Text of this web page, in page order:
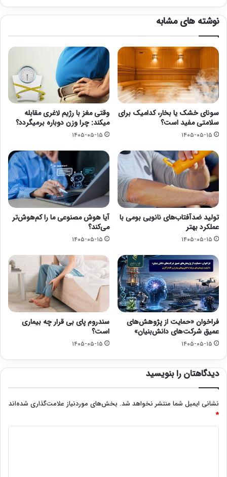
نوشته های مشابه
سونای خشک یا بخار، کدامیک برای
سلامتی مفید است؟
۱۴۰۵-۰۵-۱۵
وقتی مغز با رژیم لاغری مقابله
میکند: چرا وزن دوباره برمیگردد؟
۱۴۰۵-۰۵-۱۵
تولید ضدآفتاب‌های نانویی بومی با
عملکرد بهتر
۱۴۰۵-۰۵-۱۵
آیا هوش مصنوعی ما را کم‌هوش‌تر
می‌کند؟
۱۴۰۵-۰۵-۱۵
فراخوان «حمایت از پژوهش‌های
عمیق شرکت‌های دانش‌بنیان»
۱۴۰۵-۰۵-۱۵
سندروم پای بی قرار چه بیماری
است؟
۱۴۰۵-۰۵-۱۵
دیدگاهتان را بنویسید
نشانی ایمیل شما منتشر نخواهد شد. بخش‌های موردنیاز علامت‌گذاری شده‌اند
*